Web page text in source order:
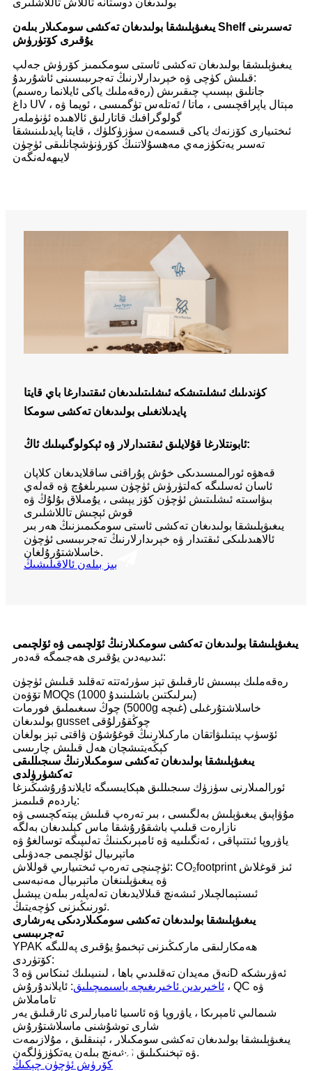
بولىدىغان دوستانە تاللاش تاللاشلىرى
يىغىۋېلىشقا بولىدىغان تەكشى سومكىلار بىلەن Shelf تەسىرىنى
يۇقىرى كۆتۈرۈش
يىغىۋېلىشقا بولىدىغان تەكشى ئاستى سومكىمىز كۆرۈش جەلپ
قىلىش كۈچى ۋە خېرىدارلارنىڭ تەجرىبىسىنى ئاشۇرىدۇ:
جانلىق بېسىپ چىقىرىش (رەقەملىك ياكى ئايلانما رەسىم)
داغ UV ، مېتال ياپراقچىسى ، ماتا / ئەتلەس تۈگمىسى ، ئويما ۋە
گولوگرافىك قاتارلىق ئالاھىدە ئۈنۈملەر
ئىختىيارى كۆزنەك ياكى قىسمەن سۈزۈكلۈك ، قايتا پايدىلىنىشقا
تەسىر يەتكۈزمەي مەھسۇلاتنىڭ كۆرۈنۈشچانلىقى ئۈچۈن
لايىھەلەنگەن
كۈندىلىك ئىشلىتىشكە ئىشلىتىلىدىغان ئىقتىدارغا باي قايتا
پايدىلانغىلى بولىدىغان تەكشى سومكا
ئابونتلارغا قۇلايلىق ئىقتىدارلار ۋە ئېكولوگىيىلىك ئاڭ:
قەھۋە ئورالمىسىدىكى خۇش پۇراقنى ساقلايدىغان كلاپان
ئاسان ئەسلىگە كەلتۈرۈش ئۈچۈن سىيرىلغۇچ ۋە قەلەي
بىۋاسىتە ئىشلىتىش ئۈچۈن كۆز يېشى ، يۇمىلاق بۇلۇڭ ۋە
قوش ئېچىش تاللاشلىرى
يىغىۋېلىشقا بولىدىغان تەكشى ئاستى سومكىمىزنىڭ ھەر بىر
ئالاھىدىلىكى ئىقتىدار ۋە خېرىدارلارنىڭ تەجرىبىسى ئۈچۈن
خاسلاشتۇرۇلغان.
بىز بىلەن ئالاقىلىشىڭ
يىغىۋېلىشقا بولىدىغان تەكشى سومكىلارنىڭ ئۆلچىمى ۋە ئۆلچىمى
ئىدىيەدىن يۇقىرى ھەجىمگە قەدەر:
رەقەملىك بېسىش ئارقىلىق تېز سۈرئەتتە تەقلىد قىلىش ئۈچۈن
تۆۋەن MOQs (1000 بىرلىكتىن باشلىنىدۇ)
چوڭ سىغىملىق فورمات (5000g غىچە) خاسلاشتۇرغىلى
بولىدىغان gusset چوڭقۇرلۇقى
ئۆسۈپ يېتىلىۋاتقان ماركىلارنىڭ قوغۇشۇن ۋاقتى تېز بولغان
كېڭەيتىشچان ھەل قىلىش چارىسى
يىغىۋېلىشقا بولىدىغان تەكشى سومكىلارنىڭ سىجىللىقى
تەكشۈرۈلدى
ئورالمىلارنى سۈزۈك سىجىللىق ھېكايىسىگە ئايلاندۇرۇشىڭىزغا
ياردەم قىلىمىز:
مۇۋاپىق يىغىۋېلىش بەلگىسى ، بىر تەرەپ قىلىش يېتەكچىسى ۋە
نازارەت قىلىپ باشقۇرۇشقا ماس كېلىدىغان بەلگە
ياۋروپا ئىتتىپاقى ، ئەنگىلىيە ۋە ئامېرىكىنىڭ تەلىپىگە توسالغۇ ۋە
ماتېرىيال ئۆلچىمى جەدۋىلى
ئۈچىنچى تەرەپ ئىختىيارىي قوللاش: CO₂footprint ئىز قوغلاش
ۋە يىغىۋېلىنغان ماتېرىيال مەنبەسى
ئىستېمالچىلار ئىشەنچ قىلالايدىغان تەلەپلەر بىلەن يېشىل
ئورنىڭىزنى كۈچەيتىڭ.
يىغىۋېلىشقا بولىدىغان تەكشى سومكىلاردىكى يەرشارى
تەجرىبىسى
YPAK ھەمكارلىقى ماركىڭىزنى تېخىمۇ يۇقىرى پەللىگە
كۆتۈردى:
نەق مەيدان تەقلىدىي باھا ، لىنىيىلىك ئىنكاس ۋە 3D ئەۋرىشكە
ئاخىرىدىن ئاخىرىغىچە ياسىمىچىلىق: ئايلاندۇرۇش ، QC ۋە
تاماملاش
شىمالىي ئامېرىكا ، ياۋروپا ۋە ئاسىيا ئامبارلىرى ئارقىلىق يەر
شارى توشۇشنى ماسلاشتۇرۇش
يىغىۋېلىشقا بولىدىغان تەكشى سومكىلار ، ئېنىقلىق ، مۇلازىمەت
ۋە تېخنىكىلىق ئىشەنچ بىلەن يەتكۈزۈلگەن.
كۆرۈش ئۈچۈن چېكىڭ